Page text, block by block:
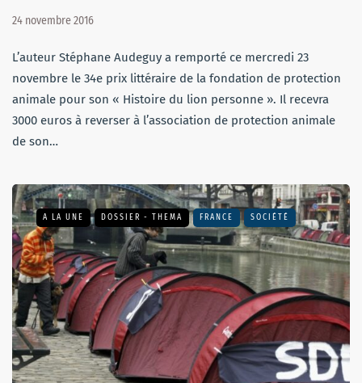
24 novembre 2016
L’auteur Stéphane Audeguy a remporté ce mercredi 23
novembre le 34e prix littéraire de la fondation de protection
animale pour son « Histoire du lion personne ». Il recevra
3000 euros à reverser à l’association de protection animale
de son…
A LA UNE DOSSIER - THEMA FRANCE SOCIÉTÉ